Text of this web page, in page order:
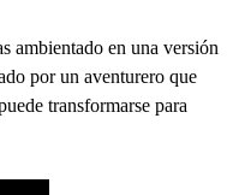
ambientado en una versión
por un aventurero que
transformarse para